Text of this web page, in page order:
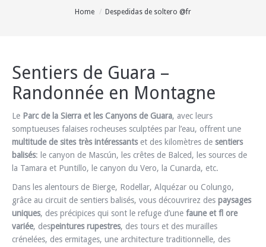
MULTI AVENTURE
INFO ET RÉSERVATION
Home Despedidas de soltero @fr
Sentiers de Guara –
Randonnée en Montagne
Le Parc de la Sierra et les Canyons de Guara, avec leurs
somptueuses falaises rocheuses sculptées par l’eau, offrent une
multitude de sites très intéressantset des kilomètres de sentiers
balisés: le canyon de Mascún, les crêtes de Balced, les sources de
la Tamara et Puntillo, le canyon du Vero, la Cunarda, etc.
Dans les alentours de Bierge, Rodellar, Alquézar ou Colungo,
grâce au circuit de sentiers balisés, vous découvrirez des paysages
uniques, des précipices qui sont le refuge d’une faune et fl ore
variée, despeintures rupestres, des tours et des murailles
crénelées, des ermitages, une architecture traditionnelle, des